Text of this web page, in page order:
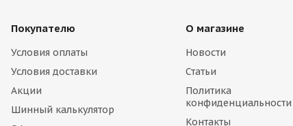
Покупателю
Условия оплаты
Условия доставки
Акции
Шинный калькулятор
О магазине
Новости
Статьи
Политика
конфиденциальности
Контакты